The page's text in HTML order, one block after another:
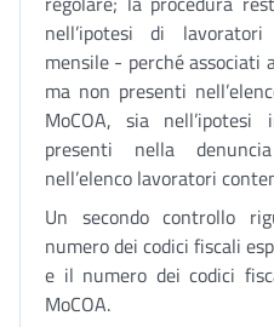
nell’ipotesi di
mensile - perché associati
ma non presenti
MoCOA, sia
presenti nella
nell’elenco lavoratori
Un secondo controllo
numero dei codici fiscali
e il numero dei codici
MoCOA.